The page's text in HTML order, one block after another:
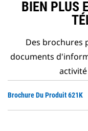
BIEN PLUS
Des brochures
documents
Brochure Du Produit 621K